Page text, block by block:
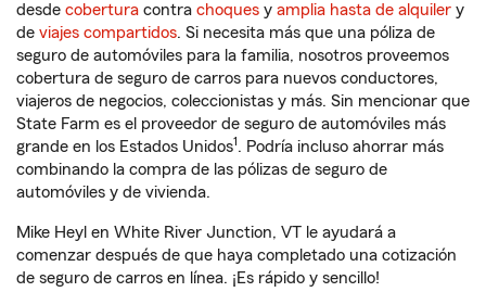
desde cobertura contra choques y amplia hasta de alquiler y
de viajes compartidos. Si necesita más que una póliza de
seguro de automóviles para la familia, nosotros proveemos
cobertura de seguro de carros para nuevos conductores,
viajeros de negocios, coleccionistas y más. Sin mencionar que
State Farm es el proveedor de seguro de automóviles más
grande en los Estados Unidos1. Podría incluso ahorrar más
combinando la compra de las pólizas de seguro de
automóviles y de vivienda.
Mike Heyl en White River Junction, VT le ayudará a
comenzar después de que haya completado una cotización
de seguro de carros en línea. ¡Es rápido y sencillo!